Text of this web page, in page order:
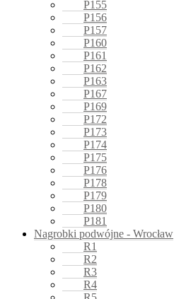
P155
P156
P157
P160
P161
P162
P163
P167
P169
P172
P173
P174
P175
P176
P178
P179
P180
P181
Nagrobki podwójne - Wrocław
R1
R2
R3
R4